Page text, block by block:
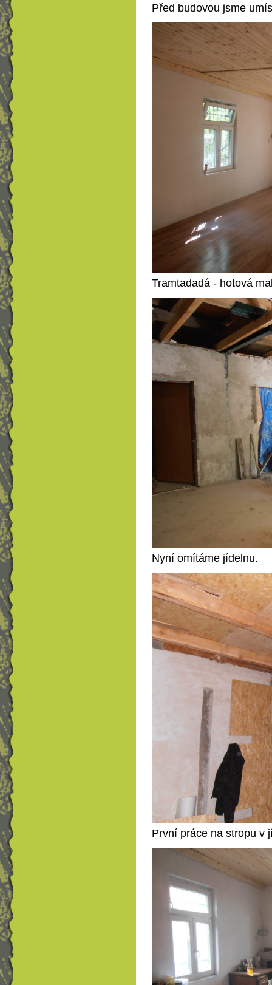
Před budovou jsme
Tramtadadá - hotová
Nyní omítáme jídelnu.
První práce na stropu v